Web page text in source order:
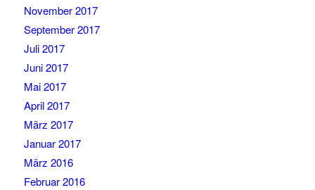
November 2017
September 2017
Juli 2017
Juni 2017
Mai 2017
April 2017
März 2017
Januar 2017
März 2016
Februar 2016